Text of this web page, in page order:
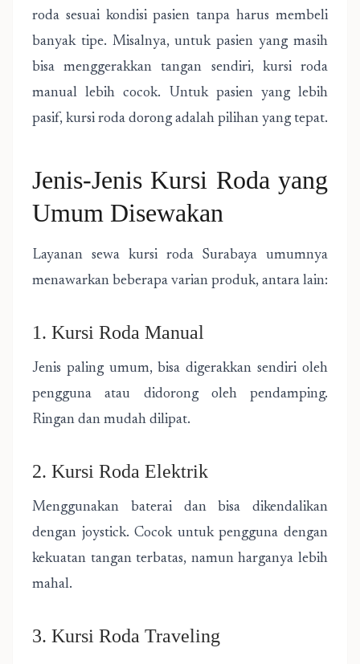
roda sesuai kondisi pasien tanpa harus membeli
banyak tipe. Misalnya, untuk pasien yang masih
bisa menggerakkan tangan sendiri, kursi roda
manual lebih cocok. Untuk pasien yang lebih
pasif, kursi roda dorong adalah pilihan yang tepat.
Jenis-Jenis Kursi Roda yang
Umum Disewakan
Layanan sewa kursi roda Surabaya umumnya
menawarkan beberapa varian produk, antara lain:
1. Kursi Roda Manual
Jenis paling umum, bisa digerakkan sendiri oleh
pengguna atau didorong oleh pendamping.
Ringan dan mudah dilipat.
2. Kursi Roda Elektrik
Menggunakan baterai dan bisa dikendalikan
dengan joystick. Cocok untuk pengguna dengan
kekuatan tangan terbatas, namun harganya lebih
mahal.
3. Kursi Roda Traveling